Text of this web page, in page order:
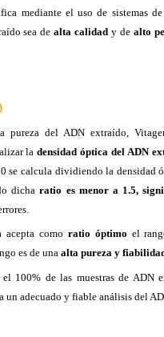
mediante el uso de sistemas
sea dealta calidad y de alto
pureza del ADN extraído,
ladensidad óptica del ADN
se calcula dividiendo la densidad
dicharatio es menor a 1.5,
como ratio óptimo el
es de unaalta pureza y
100% de las muestras de ADN
un adecuado y fiable análisis del